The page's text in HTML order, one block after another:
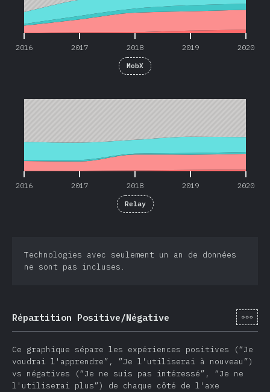
2016 2017 2018 2019 2020
MobX
2016 2017 2018 2019 2020
Relay
Technologies avec seulement un an de données
ne sont pas incluses.
Répartition Positive/Négative [fr-
Ce graphique sépare les expériences positives (“Je
voudrai l'apprendre”, ”Je l'utiliserai à nouveau”)
vs négatives (“Je ne suis pas intéressé”, “Je ne
l'utiliserai plus”) de chaque côté de l'axe